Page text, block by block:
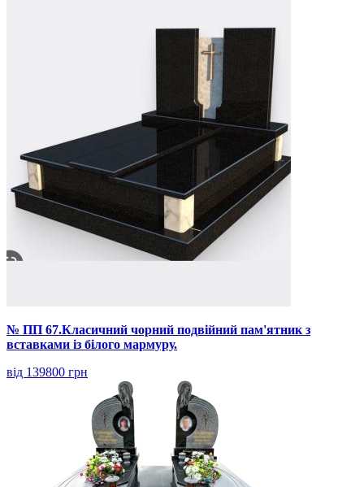
№ ПП 67.Класичний чорний подвійний пам'ятник з
вставками із білого мармуру.
від 139800 грн